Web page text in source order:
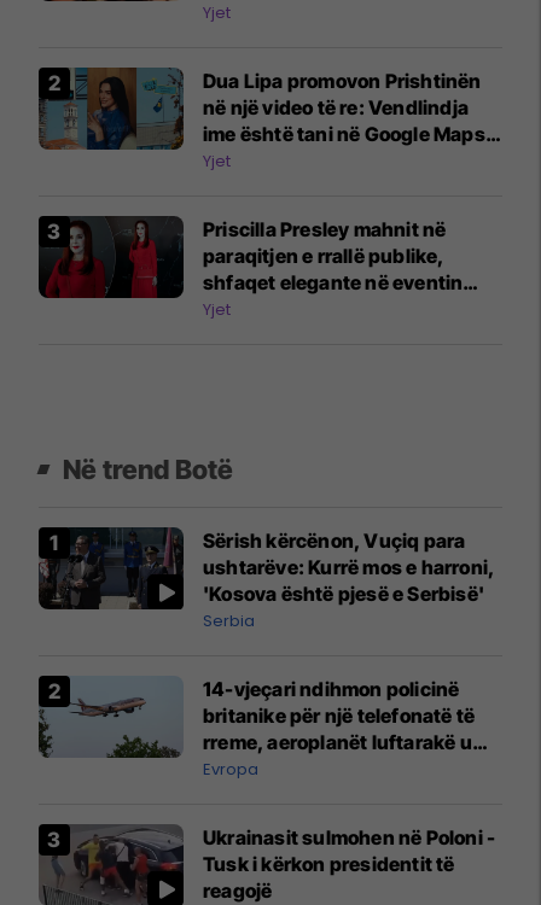
Yjet
Dua Lipa promovon Prishtinën
në një video të re: Vendlindja
ime është tani në Google Maps
Street View
Yjet
Priscilla Presley mahnit në
paraqitjen e rrallë publike,
shfaqet elegante në eventin
luksoz në Majorka
Yjet
Në trend Botë
Sërish kërcënon, Vuçiq para
ushtarëve: Kurrë mos e harroni,
'Kosova është pjesë e Serbisë'
Serbia
14-vjeçari ndihmon policinë
britanike për një telefonatë të
rreme, aeroplanët luftarakë u
ngritën në ajër për të
Mançesterit
Evropa
Ukrainasit sulmohen në Poloni -
Tusk i kërkon presidentit të
reagojë